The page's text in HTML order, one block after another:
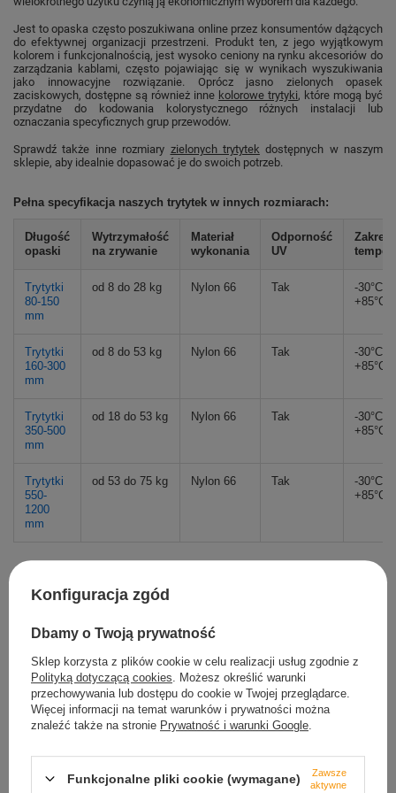
Jest to opaska często poszukiwana online przez konsumentów dążących
do efektywnej organizacji przestrzeni. Produkt ten, z jego wyjątkowym
kolorem i funkcjonalnością, jest wysoko ceniony na rynku akcesoriów do
zarządzania kablami, często pojawiając się w wynikach wyszukiwania
jako innowacyjne rozwiązanie. Oprócz jasno zielonych opasek
zaciskowych, dostępne są również inne kolorowe trytyki, które mogą być
przydatne do kodowania kolorystycznego różnych instalacji lub
oznaczania specyficznych grup przewodów.
Sprawdź także inne rozmiary zielonych trytytek dostępnych w naszym
sklepie, aby idealnie dopasować je do swoich potrzeb.
Pełna specyfikacja naszych trytytek w innych rozmiarach:
Długość
opaski
Wytrzymałość
na zrywanie
Materiał
wykonania
Odporność
UV
Zakres
Trytytki
80-150
mm
od 8 do 28 kg Nylon 66 Tak
-30°C
+85°C
Trytytki
160-300
mm
od 8 do 53 kg Nylon 66 Tak
-30°C
+85°C
Trytytki
350-500
mm
od 18 do 53 kg Nylon 66 Tak
-30°C
+85°C
Trytytki
550-
1200
mm
od 53 do 75 kg Nylon 66 Tak
-30°C
+85°C
produkt na terenie UE
Symbol TRE.25X100LG
Kolor zielony
Długość w mm 100
Konfiguracja zgód
Dbamy o Twoją prywatność
Sklep korzysta z plików cookie w celu realizacji usług zgodnie z
Polityką dotyczącą cookies . Możesz określić warunki
przechowywania lub dostępu do cookie w Twojej przeglądarce.
Więcej informacji na temat warunków i prywatności można
znaleźć także na stronie Prywatność i warunki Google
Funkcjonalne pliki cookie (wymagane)
Zawsze
aktywne